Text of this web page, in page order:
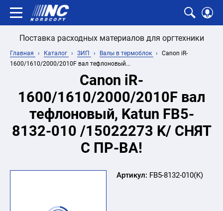
Поставка расходных материалов для оргтехники
Главная Каталог ЗИП Валы в термоблок
Canon iR-
1600/1610/2000/2010F вал тефлоновый...
Canon iR-
1600/1610/2000/2010F вал
тефлоновый, Katun FB5-
8132-010 /15022273 K/ СНЯТ
С ПР-ВА!
Артикул: FB5-8132-010(K)